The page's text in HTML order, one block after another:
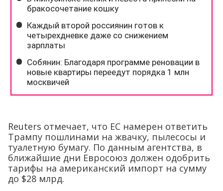
Reuters отмечает, что ЕС намерен ответить
Трампу пошлинами на жвачку, пылесосы и
туалетную бумагу. По данным агентства, в
ближайшие дни Евросоюз должен одобрить
тарифы на американский импорт на сумму
до $28 млрд.